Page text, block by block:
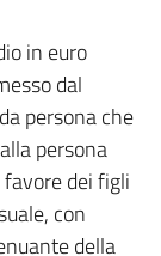
in euro
dal
persona che
persona
dei figli
con
della